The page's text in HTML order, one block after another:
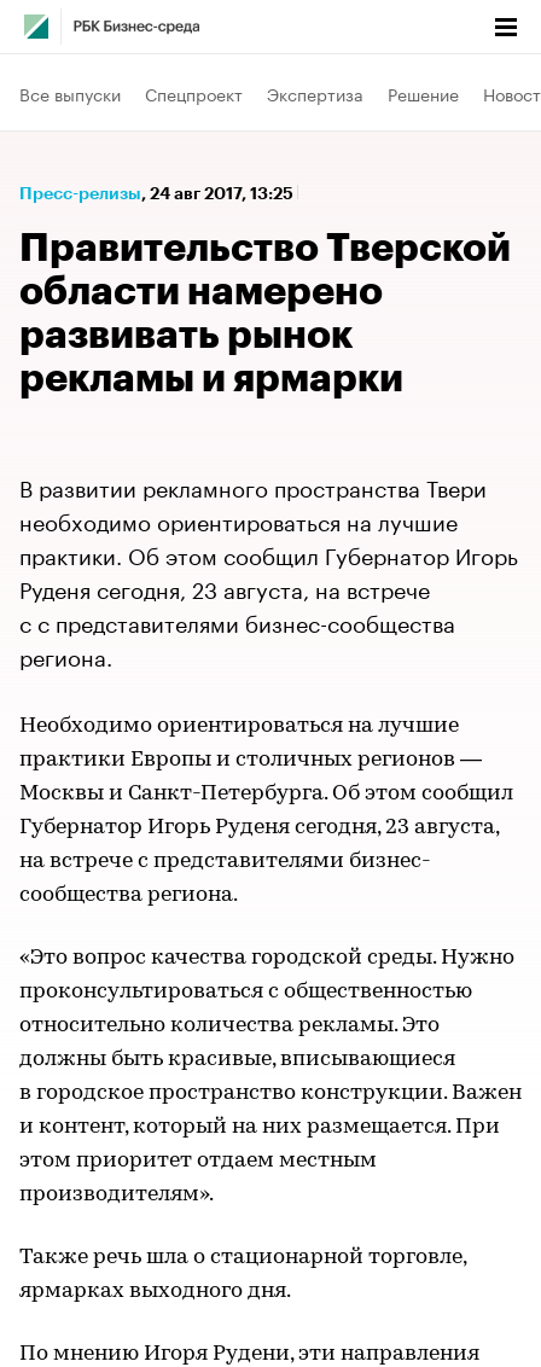
Все выпуски Спецпроект Экспертиза Решение
Пресс-релизы⁠, 24 авг 2017, 13:25
Правительство Тверской
области намерено
развивать рынок
рекламы и ярмарки
В развитии рекламного пространства Твери
необходимо ориентироваться на лучшие
практики. Об этом сообщил Губернатор Игорь
Руденя сегодня, 23 августа, на встрече
с с представителями бизнес-сообщества
региона.
Необходимо ориентироваться на лучшие
практики Европы и столичных регионов —
Москвы и Санкт-Петербурга. Об этом сообщил
Губернатор Игорь Руденя сегодня, 23 августа,
на встрече с представителями бизнес-
сообщества региона.
«Это вопрос качества городской среды. Нужно
проконсультироваться с общественностью
относительно количества рекламы. Это
должны быть красивые, вписывающиеся
в городское пространство конструкции. Важен
и контент, который на них размещается. При
этом приоритет отдаем местным
производителям».
Также речь шла о стационарной торговле,
ярмарках выходного дня.
По мнению Игоря Рудени, эти направления